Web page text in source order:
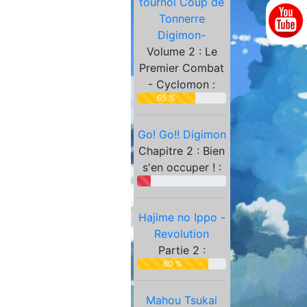
Tonnerre
Digimon-
Volume 2 : Le
Premier Combat
- Cyclomon :
65 %
Go! Go!! Digimon
Chapitre 2 : Bien
s'en occuper ! :
Hajime no Ippo -
Revolution
Partie 2 :
80 %
Mahou Tsukai